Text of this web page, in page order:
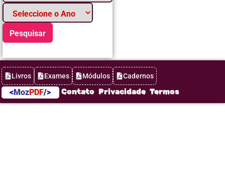
Pesquisar
Livros Exames Módulos Cadernos
<MozPDF/> Contato Privacidade Termos